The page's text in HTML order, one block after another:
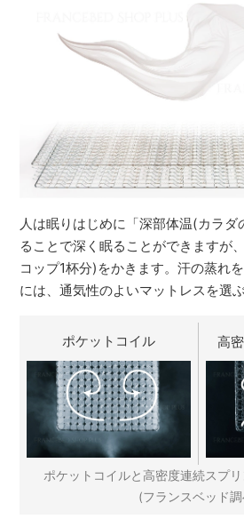
人は眠りはじめに「深部体温(カラ
ることで深く眠ることができますが
コップ1杯分)をかきます。汗の蒸れ
には、通気性のよいマットレスを選
ポケットコイル 高
ポケットコイルと高密度連続スプ
(フランスベッド